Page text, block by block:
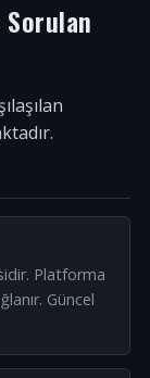
Platforma
Güncel